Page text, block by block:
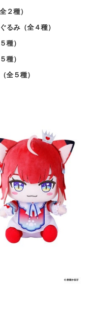
２種）
み（全４種）
種）
種）
全５種）